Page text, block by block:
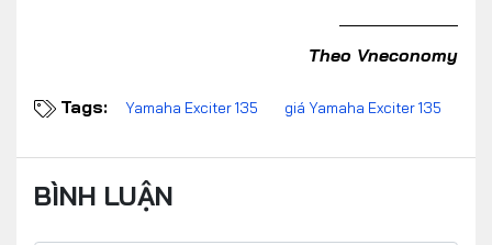
Theo Vneconomy
Tags: Yamaha Exciter 135 giá Yamaha Exciter 135
BÌNH LUẬN